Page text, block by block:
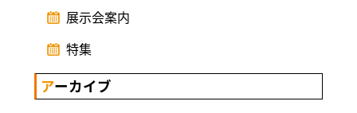
展示会案内
特集
アーカイブ